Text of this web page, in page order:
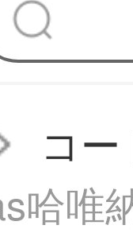
コー
哈唯